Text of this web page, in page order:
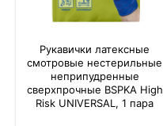
Рукавички латексные
смотровые нестерильные
неприпудренные
сверхпрочные BSPKA Hіgh
Risk UNIVERSAL, 1 пара